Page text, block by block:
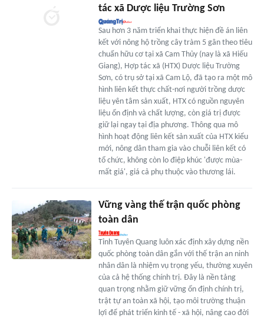
tác xã Dược liệu Trường Sơn
Sau hơn 3 năm triển khai thực hiện đề án liên
kết với nông hộ trồng cây tràm 5 gân theo tiêu
chuẩn hữu cơ tại xã Cam Thủy (nay là xã Hiếu
Giang), Hợp tác xã (HTX) Dược liệu Trường
Sơn, có trụ sở tại xã Cam Lộ, đã tạo ra một mô
hình liên kết thực chất-nơi người trồng dược
liệu yên tâm sản xuất, HTX có nguồn nguyên
liệu ổn định và chất lượng, còn giá trị được
giữ lại ngay tại địa phương. Thông qua mô
hình hoạt động liên kết sản xuất của HTX kiểu
mới, nông dân tham gia vào chuỗi liên kết có
tổ chức, không còn lo điệp khúc 'được mùa-
mất giá', giá cả phụ thuộc vào thương lái.
Vững vàng thế trận quốc phòng
toàn dân
Tỉnh Tuyên Quang luôn xác định xây dựng nền
quốc phòng toàn dân gắn với thế trận an ninh
nhân dân là nhiệm vụ trọng yếu, thường xuyên
của cả hệ thống chính trị. Đây là nền tảng
quan trọng nhằm giữ vững ổn định chính trị,
trật tự an toàn xã hội, tạo môi trường thuận
lợi để phát triển kinh tế - xã hội, nâng cao đời